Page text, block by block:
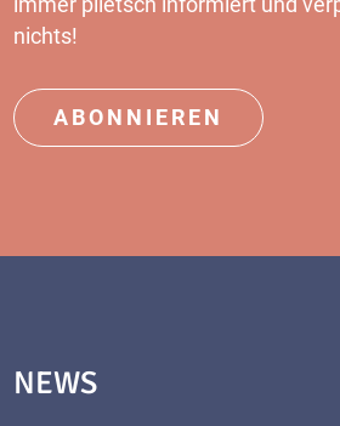
nichts!
ABONNIEREN
NEWS